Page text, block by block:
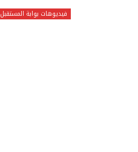
فيديوهات بوابة المستقبل